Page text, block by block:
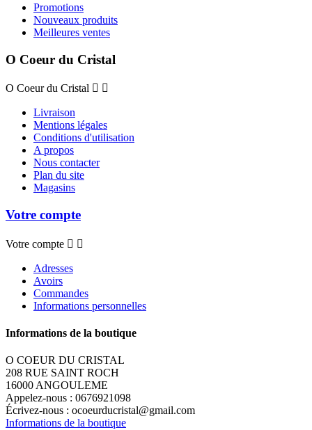
Promotions
Nouveaux produits
Meilleures ventes
O Coeur du Cristal
O Coeur du Cristal  
Livraison
Mentions légales
Conditions d'utilisation
A propos
Nous contacter
Plan du site
Magasins
Votre compte
Votre compte  
Adresses
Avoirs
Commandes
Informations personnelles
Informations de la boutique
O COEUR DU CRISTAL
208 RUE SAINT ROCH
16000 ANGOULEME
Appelez-nous : 0676921098
Écrivez-nous : ocoeurducristal@gmail.com
Informations de la boutique